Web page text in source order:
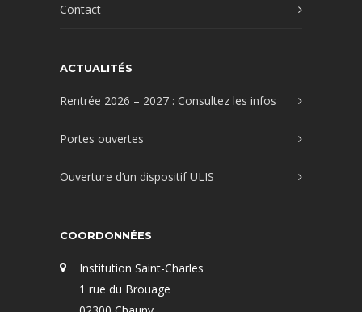
Contact
ACTUALITÉS
Rentrée 2026 – 2027 : Consultez les infos
Portes ouvertes
Ouverture d’un dispositif ULIS
COORDONNÉES
Institution Saint-Charles
1 rue du Brouage